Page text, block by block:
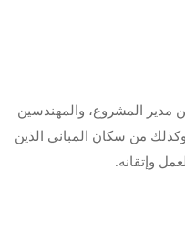
مدير المشروع، والمهندسين
من سكان المباني الذين
وإتقانه.